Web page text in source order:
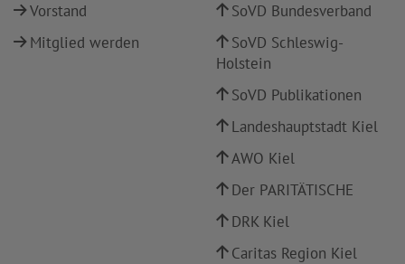
Vorstand
Mitglied werden
SoVD Bundesverband
SoVD Schleswig-
Holstein
SoVD Publikationen
Landeshauptstadt Kiel
AWO Kiel
Der PARITÄTISCHE
DRK Kiel
Caritas Region Kiel